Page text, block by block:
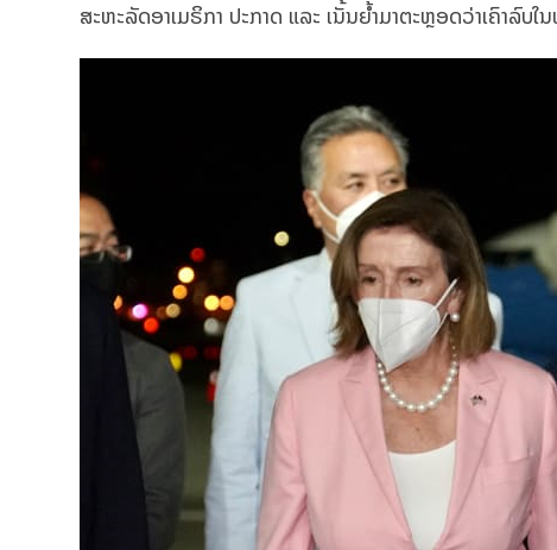
ສະຫະລັດອາເມຣິກາ ປະກາດ ແລະ ເນັ້ນຍໍ້າມາຕະຫຼອດວ່າເຄົາລົບ